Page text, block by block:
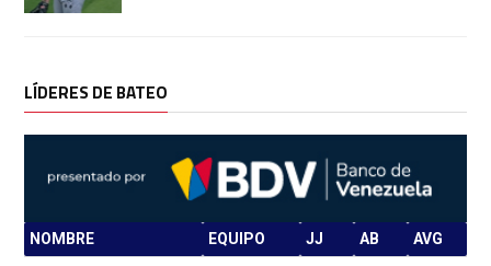
LÍDERES DE BATEO
NOMBRE EQUIPO JJ AB AVG